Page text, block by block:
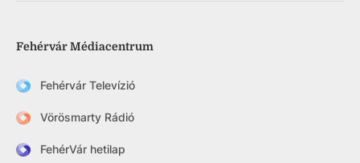
Fehérvár Médiacentrum
Fehérvár Televízió
Vörösmarty Rádió
FehérVár hetilap